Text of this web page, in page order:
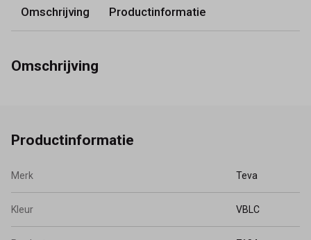
Omschrijving Productinformatie
Omschrijving
Productinformatie
Merk Teva
Kleur VBLC